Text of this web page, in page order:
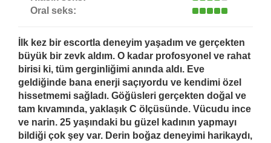
Oral seks:
İlk kez bir escortla deneyim yaşadım ve gerçekten
büyük bir zevk aldım. O kadar profosyonel ve rahat
birisi ki, tüm gerginliğimi anında aldı. Eve
geldiğinde bana enerji saçıyordu ve kendimi özel
hissetmemi sağladı. Göğüsleri gerçekten doğal ve
tam kıvamında, yaklaşık C ölçüsünde. Vücudu ince
ve narin. 25 yaşındaki bu güzel kadının yapmayı
bildiği çok şey var. Derin boğaz deneyimi harikaydı,